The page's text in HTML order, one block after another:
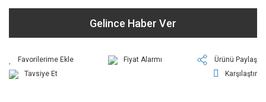
Gelince Haber Ver
Fiyat Alarmı
Ürünü Paylaş
Tavsiye Et
Karşılaştır